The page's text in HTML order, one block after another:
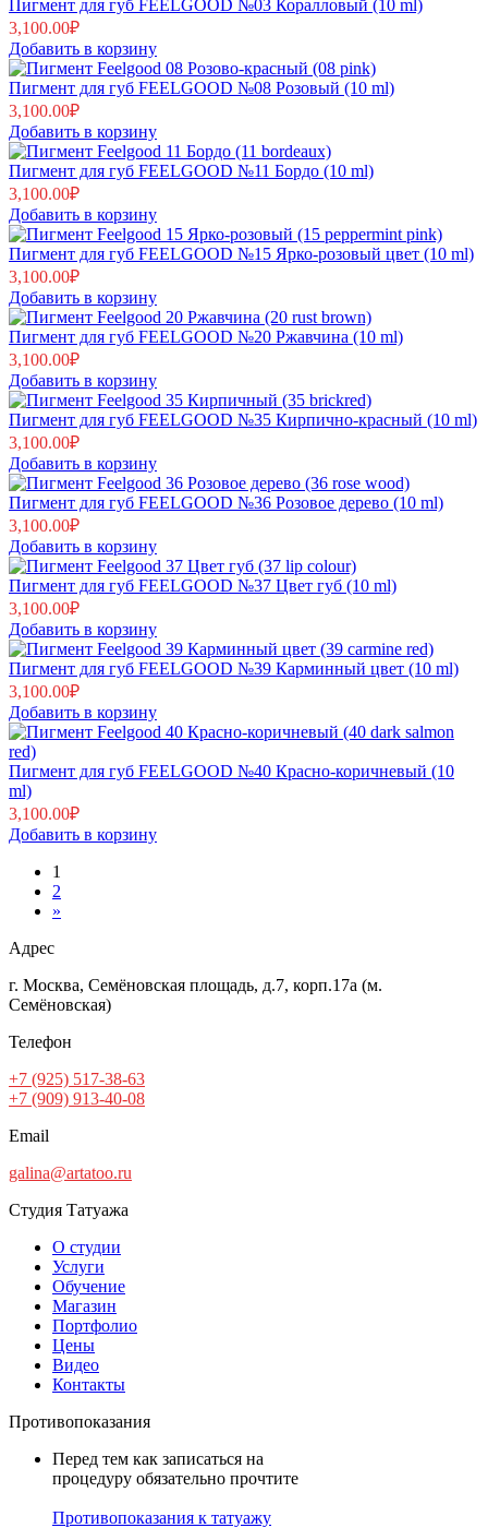
Пигмент для губ FEELGOOD №03 Коралловый (10 ml)
3,100.00₽
Добавить в корзину
Пигмент для губ FEELGOOD №08 Розовый (10 ml)
3,100.00₽
Добавить в корзину
Пигмент для губ FEELGOOD №11 Бордо (10 ml)
3,100.00₽
Добавить в корзину
Пигмент для губ FEELGOOD №15 Ярко-розовый цвет (10 ml)
3,100.00₽
Добавить в корзину
Пигмент для губ FEELGOOD №20 Ржавчина (10 ml)
3,100.00₽
Добавить в корзину
Пигмент для губ FEELGOOD №35 Кирпично-красный (10 ml)
3,100.00₽
Добавить в корзину
Пигмент для губ FEELGOOD №36 Розовое дерево (10 ml)
3,100.00₽
Добавить в корзину
Пигмент для губ FEELGOOD №37 Цвет губ (10 ml)
3,100.00₽
Добавить в корзину
Пигмент для губ FEELGOOD №39 Карминный цвет (10 ml)
3,100.00₽
Добавить в корзину
Пигмент для губ FEELGOOD №40 Красно-коричневый (10
ml)
3,100.00₽
Добавить в корзину
1
2
»
Адрес
г. Москва, Семёновская площадь, д.7, корп.17а (м.
Семёновская)
Телефон
+7 (925) 517-38-63
+7 (909) 913-40-08
Email
galina@artatoo.ru
Студия Татуажа
О студии
Услуги
Обучение
Магазин
Портфолио
Цены
Видео
Контакты
Противопоказания
Перед тем как записаться на
процедуру обязательно прочтите
Противопоказания к татуажу